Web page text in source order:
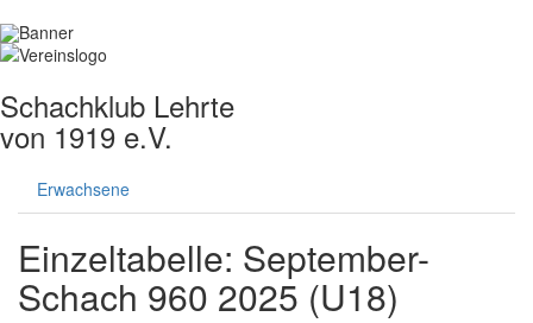
Schachklub Lehrte
von 1919 e.V.
Erwachsene
Einzeltabelle: September-
Schach 960 2025 (U18)